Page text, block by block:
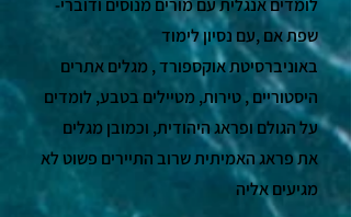
-לומדים אנגלית עם מורים מנוסים ודוברי
שפת אם ,עם נסיון לימוד
באוניברסיטת אוקספורד​ ,מגלים אתרים
היסטוריים , טירות, מטיילים בטבע, לומדים
על הגולם ופראג היהודית, וכמובן מגלים
את פראג האמיתית שרוב התיירים פשוט לא
מגיעים אליה